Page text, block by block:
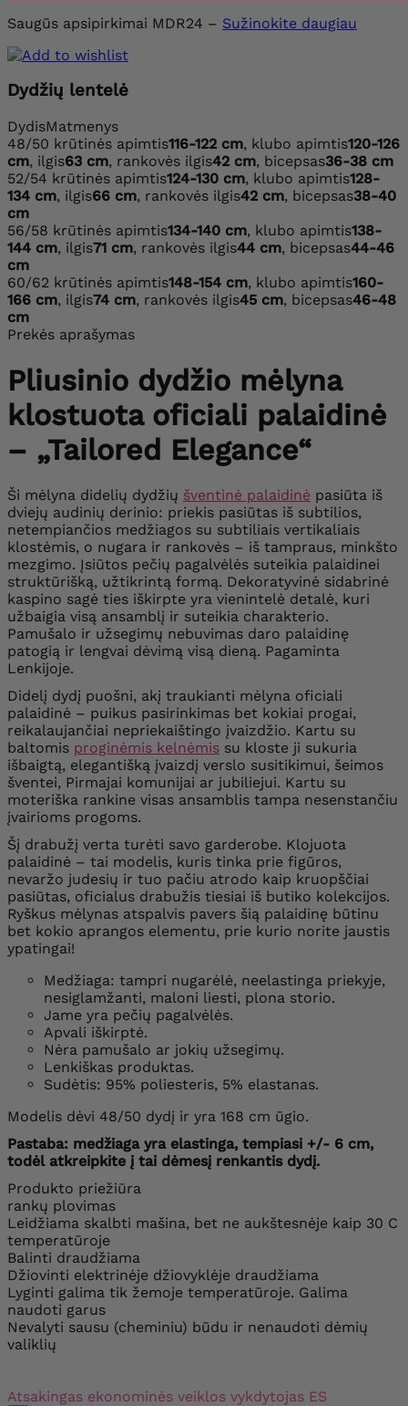
Saugūs apsipirkimai MDR24 – Sužinokite daugiau
Dydžių lentelė
DydisMatmenys
48/50 krūtinės apimtis116-122 cm, klubo apimtis120-126
cm, ilgis63 cm, rankovės ilgis42 cm, bicepsas36-38 cm
52/54 krūtinės apimtis124-130 cm, klubo apimtis128-
134 cm, ilgis66 cm, rankovės ilgis42 cm, bicepsas38-40
cm
56/58 krūtinės apimtis134-140 cm, klubo apimtis138-
144 cm, ilgis71 cm, rankovės ilgis44 cm, bicepsas44-46
cm
60/62 krūtinės apimtis148-154 cm, klubo apimtis160-
166 cm, ilgis74 cm, rankovės ilgis45 cm, bicepsas46-48
cm
Prekės aprašymas
Pliusinio dydžio mėlyna
klostuota oficiali palaidinė
– „Tailored Elegance“
Ši mėlyna didelių dydžių šventinė palaidinė pasiūta iš
dviejų audinių derinio: priekis pasiūtas iš subtilios,
netempiančios medžiagos su subtiliais vertikaliais
klostėmis, o nugara ir rankovės – iš tampraus, minkšto
mezgimo. Įsiūtos pečių pagalvėlės suteikia palaidinei
struktūrišką, užtikrintą formą. Dekoratyvinė sidabrinė
kaspino sagė ties iškirpte yra vienintelė detalė, kuri
užbaigia visą ansamblį ir suteikia charakterio.
Pamušalo ir užsegimų nebuvimas daro palaidinę
patogią ir lengvai dėvimą visą dieną. Pagaminta
Lenkijoje.
Didelį dydį puošni, akį traukianti mėlyna oficiali
palaidinė – puikus pasirinkimas bet kokiai progai,
reikalaujančiai nepriekaištingo įvaizdžio. Kartu su
baltomis proginėmis kelnėmis su kloste ji sukuria
išbaigtą, elegantišką įvaizdį verslo susitikimui, šeimos
šventei, Pirmajai komunijai ar jubiliejui. Kartu su
moteriška rankine visas ansamblis tampa nesenstančiu
įvairioms progoms.
Šį drabužį verta turėti savo garderobe. Klojuota
palaidinė – tai modelis, kuris tinka prie figūros,
nevaržo judesių ir tuo pačiu atrodo kaip kruopščiai
pasiūtas, oficialus drabužis tiesiai iš butiko kolekcijos.
Ryškus mėlynas atspalvis pavers šią palaidinę būtinu
bet kokio aprangos elementu, prie kurio norite jaustis
ypatingai!
Medžiaga: tampri nugarėlė, neelastinga priekyje,
nesiglamžanti, maloni liesti, plona storio.
Jame yra pečių pagalvėlės.
Apvali iškirptė.
Nėra pamušalo ar jokių užsegimų.
Lenkiškas produktas.
Sudėtis: 95% poliesteris, 5% elastanas.
Modelis dėvi 48/50 dydį ir yra 168 cm ūgio.
Pastaba: medžiaga yra elastinga, tempiasi +/- 6 cm,
todėl atkreipkite į tai dėmesį renkantis dydį.
Produkto priežiūra
rankų plovimas
Leidžiama skalbti mašina, bet ne aukštesnėje kaip 30 C
temperatūroje
Balinti draudžiama
Džiovinti elektrinėje džiovyklėje draudžiama
Lyginti galima tik žemoje temperatūroje. Galima
naudoti garus
Nevalyti sausu (cheminiu) būdu ir nenaudoti dėmių
valiklių
Atsakingas ekonominės veiklos vykdytojas ES